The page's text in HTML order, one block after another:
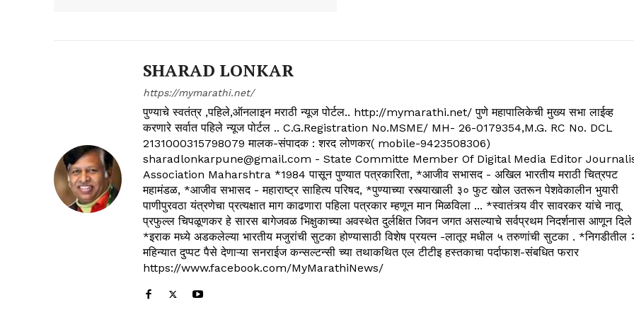
SHARAD LONKAR
https://mymarathi.net/
पुण्याचे स्वतंत्र ,पहिले,ऑनलाइन मराठी न्यूज पोर्टल.. http://mymarathi.net/ पुणे महापालिकेची मुख्य सभा लाईव्ह
करणारे सर्वात पहिले न्यूज पोर्टल .. C.G.Registration No.MSME/ MH- 26-0179354,M.G. RC No. DCL
2131000315798079 मालक-संपादक : शरद लोणकर( mobile-9423508306)
sharadlonkarpune@gmail.com - State Committe Member Of Digital Media Editor
Association Maharshtra *1984 पासून पुण्यात पत्रकारिता, *आजीव सभासद - अखिल भारतीय मराठी चित्रपट
महामंडळ, *आजीव सभासद - महाराष्ट्र साहित्य परिषद, *पुण्याच्या रस्त्याखाली ३० फुट खोल उतरून पेशवेकालीन भुयारी
पाणीपुरवठा यंत्रणेचा प्रत्यक्षात माग काढणारा पहिला पत्रकार म्हणून मान मिळविला ... *स्वातंत्र्य वीर सावरकर यांचे नातू
प्रफुल्ल चिपळूणकर हे सारस बागेजवळ भिक्षुकाच्या अवस्थेत दुर्लक्षित जिवन जगत असल्याचे सर्वप्रथम निदर्शनास आणून दिले
*इराक मध्ये अडकलेल्या भारतीय मजुरांची सुटका होण्यासाठी विशेष प्रयत्न -लातूर मधील ५ तरुणांची सुटका . *निगडीतील
महिन्यात दुप्पट पैसे देणाऱ्या सनराईज कन्सल्टन्सी च्या तथाकथित एल टीटीइ हस्तकाचा पर्दाफाश-संबधित फरार
https://www.facebook.com/MyMarathiNews/